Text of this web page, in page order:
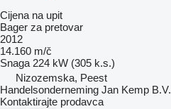
Cijena na upit
Bager za pretovar
2012
14.160 m/č
Snaga 224 kW (305 k.s.)
Nizozemska, Peest
Handelsonderneming Jan Kemp B.V.
Kontaktirajte prodavca